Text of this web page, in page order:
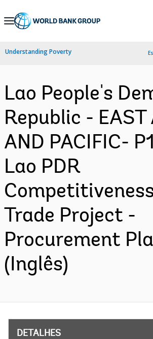
Skip
Navigation
Understanding Poverty
Lao People's
Republic - EAST
AND PACIFIC-
Lao PDR
Trade Project -
Procurement
(Inglês)
DETALHES